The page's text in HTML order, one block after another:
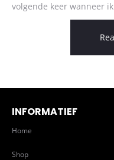
volgende keer wanneer
INFORMATIEF
Home
Shop